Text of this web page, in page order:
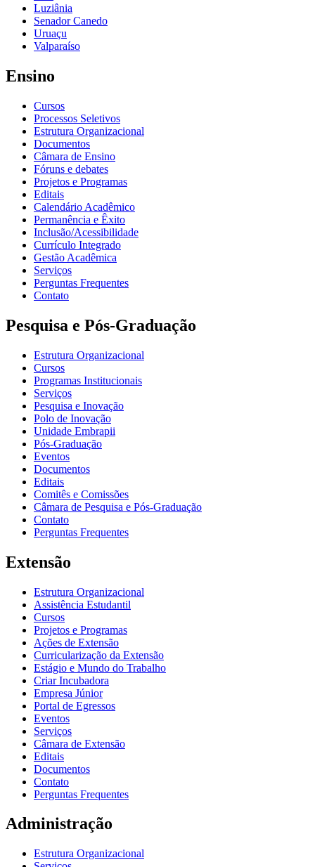
Luziânia
Senador Canedo
Uruaçu
Valparaíso
Ensino
Cursos
Processos Seletivos
Estrutura Organizacional
Documentos
Câmara de Ensino
Fóruns e debates
Projetos e Programas
Editais
Calendário Acadêmico
Permanência e Êxito
Inclusão/Acessibilidade
Currículo Integrado
Gestão Acadêmica
Serviços
Perguntas Frequentes
Contato
Pesquisa e Pós-Graduação
Estrutura Organizacional
Cursos
Programas Institucionais
Serviços
Pesquisa e Inovação
Polo de Inovação
Unidade Embrapii
Pós-Graduação
Eventos
Documentos
Editais
Comitês e Comissões
Câmara de Pesquisa e Pós-Graduação
Contato
Perguntas Frequentes
Extensão
Estrutura Organizacional
Assistência Estudantil
Cursos
Projetos e Programas
Ações de Extensão
Curricularização da Extensão
Estágio e Mundo do Trabalho
Criar Incubadora
Empresa Júnior
Portal de Egressos
Eventos
Serviços
Câmara de Extensão
Editais
Documentos
Contato
Perguntas Frequentes
Administração
Estrutura Organizacional